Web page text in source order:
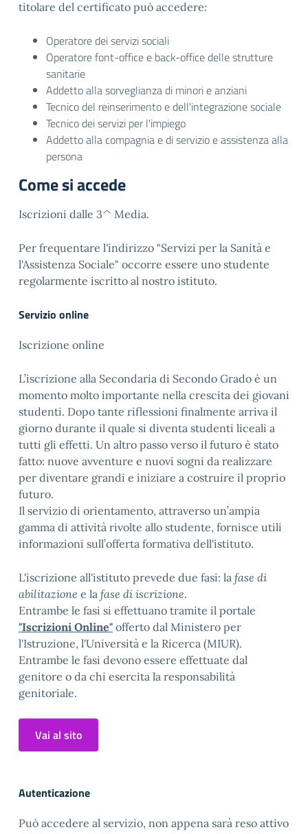
titolare del certificato può accedere:
Operatore dei servizi sociali
Operatore font-office e back-office delle strutture
sanitarie
Addetto alla sorveglianza di minori e anziani
Tecnico del reinserimento e dell'integrazione sociale
Tecnico dei servizi per l'impiego
Addetto alla compagnia e di servizio e assistenza alla
persona
Come si accede
Iscrizioni dalle 3^ Media.
Per frequentare l'indirizzo "Servizi per la Sanità e
l'Assistenza Sociale" occorre essere uno studente
regolarmente iscritto al nostro istituto.
Servizio online
Iscrizione online
L’iscrizione alla Secondaria di Secondo Grado è un
momento molto importante nella crescita dei giovani
studenti. Dopo tante riflessioni finalmente arriva il
giorno durante il quale si diventa studenti liceali a
tutti gli effetti. Un altro passo verso il futuro è stato
fatto: nuove avventure e nuovi sogni da realizzare
per diventare grandi e iniziare a costruire il proprio
futuro.
Il servizio di orientamento, attraverso un’ampia
gamma di attività rivolte allo studente, fornisce utili
informazioni sull’offerta formativa dell'istituto.
L'iscrizione all'istituto prevede due fasi: la fase di
abilitazione e la fase di iscrizione.
Entrambe le fasi si effettuano tramite il portale
"Iscrizioni Online" offerto dal Ministero per
l'Istruzione, l'Università e la Ricerca (MIUR).
Entrambe le fasi devono essere effettuate dal
genitore o da chi esercita la responsabilità
genitoriale.
Vai al sito
Autenticazione
Può accedere al servizio, non appena sarà reso attivo